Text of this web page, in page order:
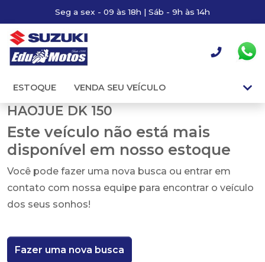
Seg a sex - 09 às 18h | Sáb - 9h às 14h
ESTOQUE VENDA SEU VEÍCULO
HAOJUE DK 150
Este veículo não está mais
disponível em nosso estoque
Você pode fazer uma nova busca ou entrar em
contato com nossa equipe para encontrar o veículo
dos seus sonhos!
Fazer uma nova busca